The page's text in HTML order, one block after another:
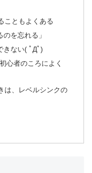
こともよくある
を忘れる」
きない( ﾟДﾟ)
心者のころによく
は、レベルシンクの